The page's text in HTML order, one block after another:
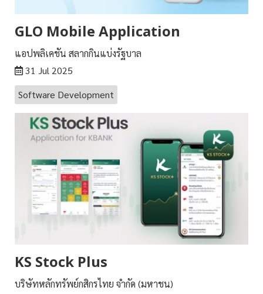
GLO Mobile Application
แอปพลิเคชัน สลากกินแบ่งรัฐบาล
31 Jul 2025
Software Development
KS Stock Plus
บริษัทหลักทรัพย์กสิกรไทย จำกัด (มหาชน)